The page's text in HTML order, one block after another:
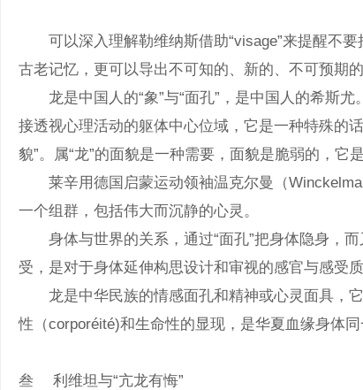
可以深入理解勒维纳斯借助“visage”来提醒不要
古老记忆，更可以导出不可知的、新的、不可预期
龙是中国人的“象”与“面孔”，是中国人的希斯尤
接透视心理活动的躯体中心位域，它是一种特殊的
貌”。属“龙”的面貌是一种需要，面貌是脆弱的，
莱辛用德国启蒙运动领袖温克尔曼（
一个组群，包括伟大而沉静的心灵。
身体与世界的关系，通过“面孔”把身体隐身，而
受，是对于身体延伸构思设计和审视的感官与感受
龙是中华民族的情感面孔和精神或心灵面具，它
性（corporéité)和生命性的显现，是华夏血缘身体
叁 利维坦与“亢龙有悔”